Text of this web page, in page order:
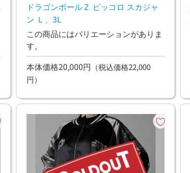
ドラゴンボールＺ ピッコロ スカジャ
ン Ｌ、3L
この商品にはバリエーションがありま
す。
本体価格20,000円 （税込価格22,000
円）